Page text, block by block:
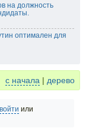
на должность
оптимален для
с начала | дерево
войти или